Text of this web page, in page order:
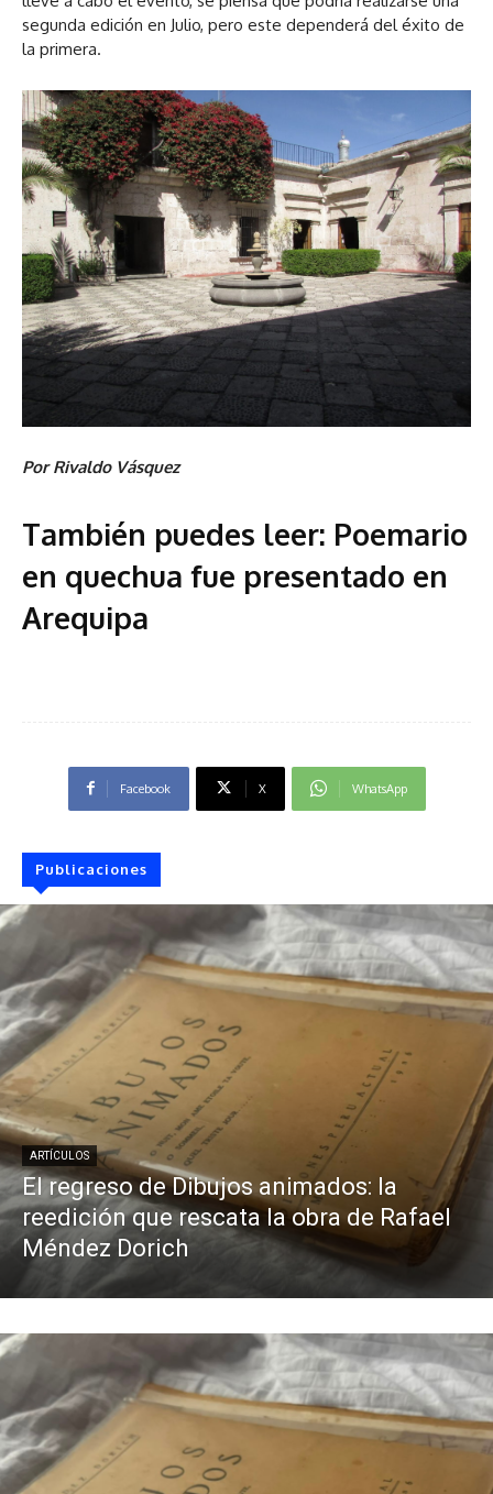
segunda edición en Julio, pero este dependerá del éxito de
la primera.
Por Rivaldo Vásquez
También puedes leer: Poemario
en quechua fue presentado en
Arequipa
Facebook X WhatsApp
Publicaciones
ARTÍCULOS
El regreso de Dibujos animados: la
reedición que rescata la obra de Rafael
Méndez Dorich